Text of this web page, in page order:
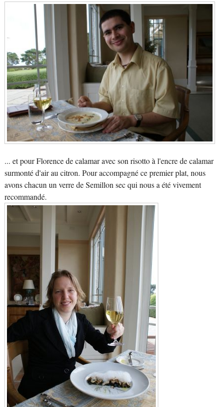
... et pour Florence de calamar avec son risotto à l'encre de calamar
surmonté d'air au citron. Pour accompagné ce premier plat, nous
avons chacun un verre de Semillon sec qui nous a été vivement
recommandé.